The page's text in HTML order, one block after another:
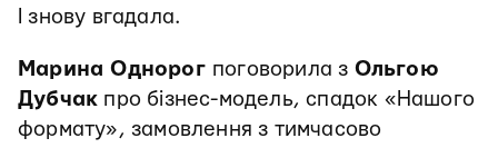
І знову вгадала.
Марина Однорог поговорила з Ольгою
Дубчак про бізнес-модель, спадок «Нашого
формату», замовлення з тимчасово